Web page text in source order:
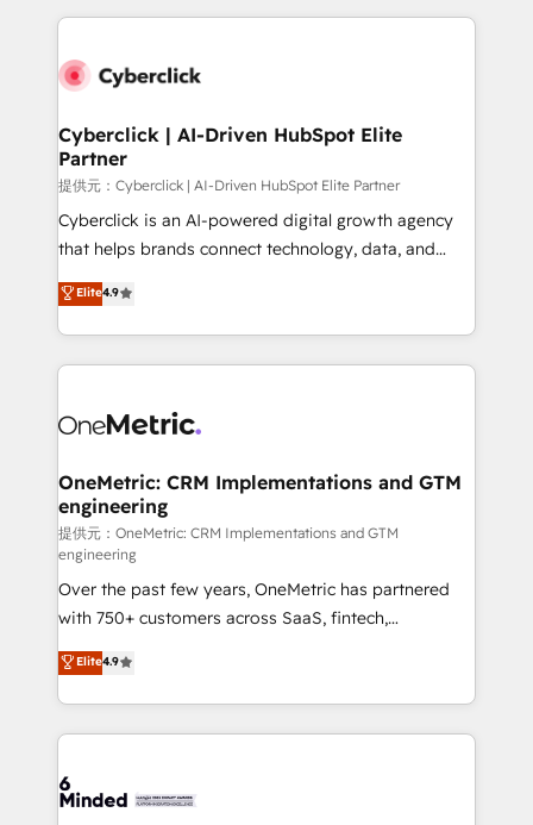
website, or build your new one.
Cyberclick | AI-Driven HubSpot Elite
Partner
提供元：Cyberclick | AI-Driven HubSpot Elite Partner
Cyberclick is an AI-powered digital growth agency
that helps brands connect technology, data, and
creativity to achieve measurable results. Founded in
Barcelona and operating across Spain, LATAM, and
the UK, we support global companies in building
smarter marketing, sales, and customer success
Iberia (Spain & Portugal), we combine human insight
growth. Our multidisciplinary team designs solutions
that simplify complexity, boost performance, and
turn innovation into real impact. 🌍 Highlights •
HubSpot Partner since 2012 • 2022 EMEA Impact
Award: Best Integration • 150+ successful HubSpot
projects • Clients in 30+ industries • Proprietary
technology for integrations • Multilingual team:
English, Spanish, Portuguese & Italian 👉 Grow
smarter with AI and HubSpot.
Elite4.9
OneMetric: CRM Implementations and GTM
engineering
提供元：OneMetric: CRM Implementations and GTM
engineering
Over the past few years, OneMetric has partnered
with 750+ customers across SaaS, fintech,
healthcare, real estate, and other industries. With
150+ HubSpot-certified experts, we deliver scalable
solutions to complex GTM and RevOps challenges.
Our Expertise 🔹 Onboarding & Implementation:
tailored to your GTM motion. 🔹 Migrations:
Elite4.9